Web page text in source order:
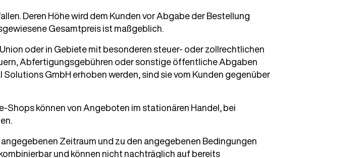
Deren Höhe wird dem Kunden vor Abgabe der Bestellung
Gesamtpreis ist maßgeblich.
oder in Gebiete mit besonderen steuer- oder zollrechtlichen
Abfertigungsgebühren oder sonstige öffentliche Abgaben
GmbH erhoben werden, sind sie vom Kunden gegenüber
Shops können von Angeboten im stationären Handel, bei
Zeitraum und zu den angegebenen Bedingungen
und können nicht nachträglich auf bereits